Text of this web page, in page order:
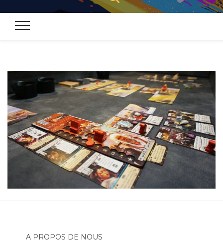
A PROPOS DE NOUS